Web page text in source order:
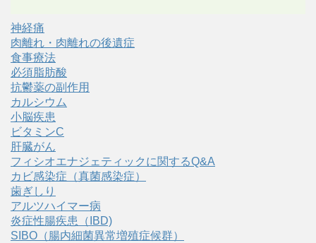
神経痛
肉離れ・肉離れの後遺症
食事療法
必須脂肪酸
抗鬱薬の副作用
カルシウム
小脳疾患
ビタミンC
肝臓がん
フィシオエナジェティックに関するQ&A
カビ感染症（真菌感染症）
歯ぎしり
アルツハイマー病
炎症性腸疾患（IBD)
SIBO（腸内細菌異常増殖症候群）